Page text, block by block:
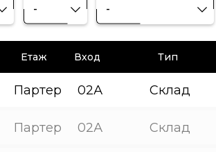
- -
Етаж Вход Тип
Партер 02А Склад
Партер 02А Склад